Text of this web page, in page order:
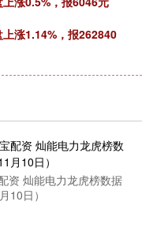
涨1.14%，报262840
资 灿能电力龙虎榜数据
10日）